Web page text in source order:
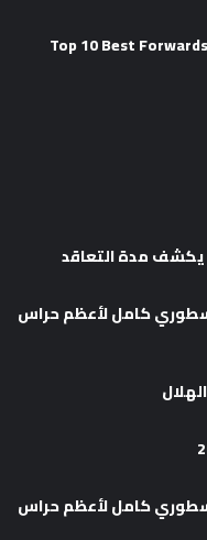
Top 10 Best
يكشف مدة التعاقد
أسطوري كامل لأعظم حراس
أسطوري كامل لأعظم حراس